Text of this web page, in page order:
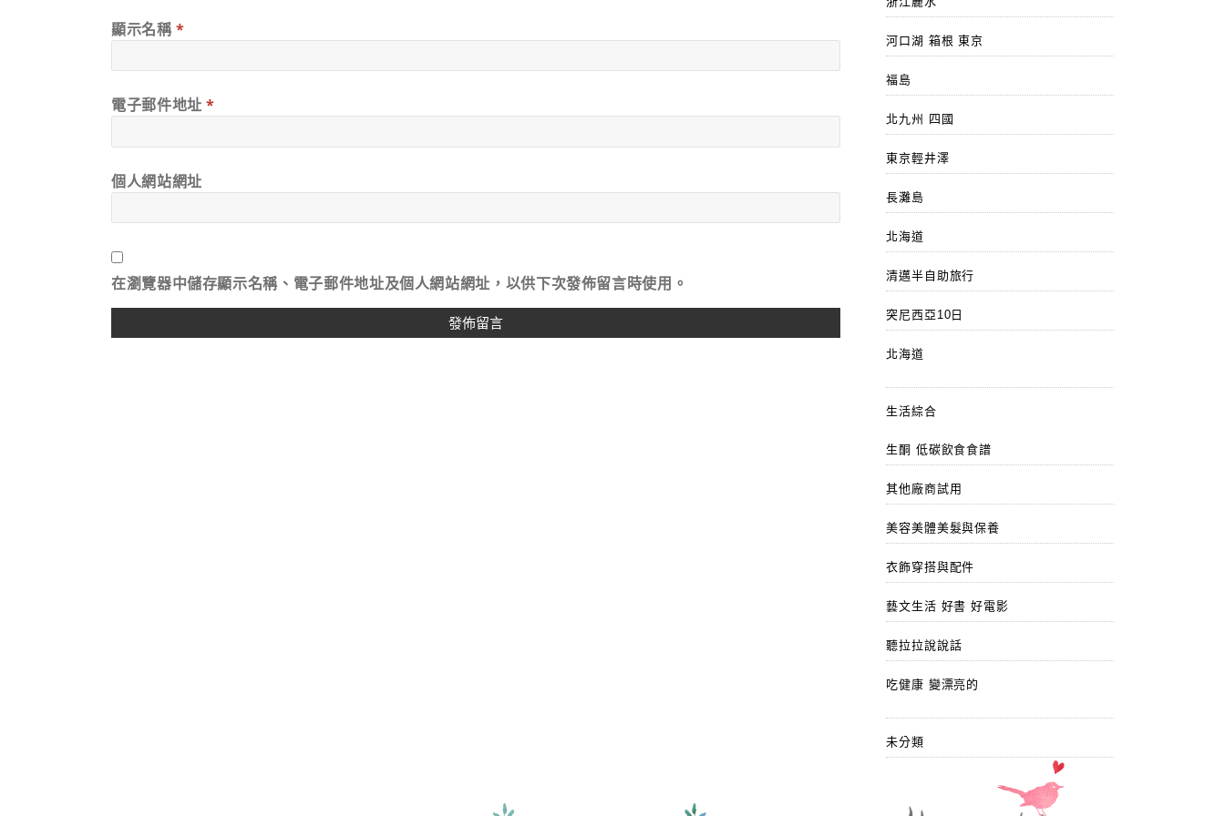
顯示名稱*
電子郵件地址*
個人網站網址
在瀏覽器中儲存顯示名稱、電子郵件地址及個人網站網址，以供下次發佈留言時使用。
河口湖 箱根 東京
福島
北九州 四國
東京輕井澤
長灘島
北海道
清邁半自助旅行
突尼西亞10日
北海道
生活綜合
生酮 低碳飲食食譜
其他廠商試用
美容美體美髮與保養
衣飾穿搭與配件
藝文生活 好書 好電影
聽拉拉說說話
吃健康 變漂亮的
未分類